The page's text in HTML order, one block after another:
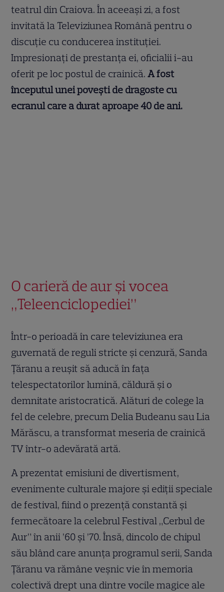
teatrul din Craiova. În aceeași zi, a fost
invitată la Televiziunea Română pentru o
discuție cu conducerea instituției.
Impresionați de prestanța ei, oficialii i-au
oferit pe loc postul de crainică. A fost
începutul unei povești de dragoste cu
ecranul care a durat aproape 40 de ani.
O carieră de aur și vocea
„Teleenciclopediei”
Într-o perioadă în care televiziunea era
guvernată de reguli stricte și cenzură, Sanda
Țăranu a reușit să aducă în fața
telespectatorilor lumină, căldură și o
demnitate aristocratică. Alături de colege la
fel de celebre, precum Delia Budeanu sau Lia
Mărăscu, a transformat meseria de crainică
TV într-o adevărată artă.
A prezentat emisiuni de divertisment,
evenimente culturale majore și ediții speciale
de festival, fiind o prezență constantă și
fermecătoare la celebrul Festival „Cerbul de
Aur” în anii ’60 și ’70. Însă, dincolo de chipul
său blând care anunța programul serii, Sanda
Țăranu va rămâne veșnic vie în memoria
colectivă drept una dintre vocile magice ale